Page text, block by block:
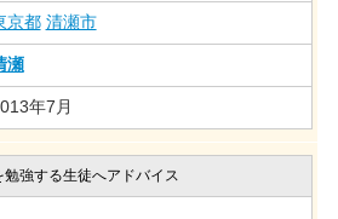
京都 清瀬市
瀬
年7月
勉強する生徒へアドバイス